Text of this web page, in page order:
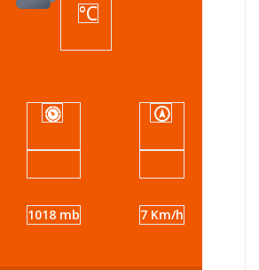
°C
1018 mb 7 Km/h